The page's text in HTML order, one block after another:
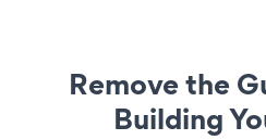
Remove the
Building